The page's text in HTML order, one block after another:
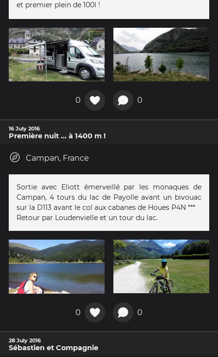
et premier plein de 100l !
0 0
16 July 2016
Première nuit ... à 1400 m !
Campan, France
Sortie avec Eliott émerveillé par les monaques de
Campan, 4 tours du lac de Payolle avant un bivouac
sur la D113 avant le col aux cabanes de Houes P4N ***
Retour par Loudenvielle et un tour du lac.
0 0
28 July 2016
Sébastien et Compagnie